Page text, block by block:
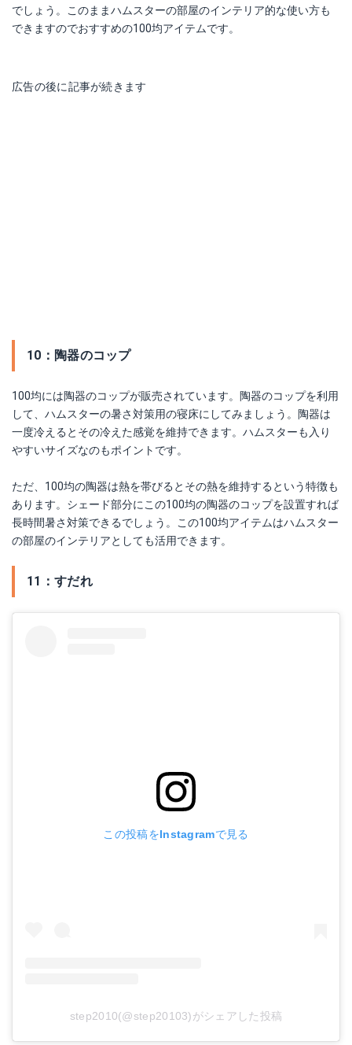
でしょう。このままハムスターの部屋のインテリア的な使い方も
できますのでおすすめの100均アイテムです。
広告の後に記事が続きます
10：陶器のコップ
100均には陶器のコップが販売されています。陶器のコップを利用
して、ハムスターの暑さ対策用の寝床にしてみましょう。陶器は
一度冷えるとその冷えた感覚を維持できます。ハムスターも入り
やすいサイズなのもポイントです。
ただ、100均の陶器は熱を帯びるとその熱を維持するという特徴も
あります。シェード部分にこの100均の陶器のコップを設置すれば
長時間暑さ対策できるでしょう。この100均アイテムはハムスター
の部屋のインテリアとしても活用できます。
11：すだれ
この投稿をInstagramで見る
step2010(@step20103)がシェアした投稿